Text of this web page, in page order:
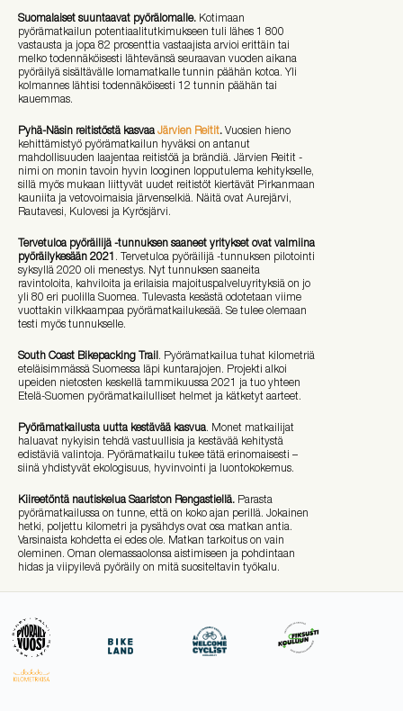
Suomalaiset suuntaavat pyörälomalle. Kotimaan
pyörämatkailun potentiaalitutkimukseen tuli lähes 1 800
vastausta ja jopa 82 prosenttia vastaajista arvioi erittäin tai
melko todennäköisesti lähtevänsä seuraavan vuoden aikana
pyöräilyä sisältävälle lomamatkalle tunnin päähän kotoa. Yli
kolmannes lähtisi todennäköisesti 12 tunnin päähän tai
kauemmas.
Pyhä-Näsin reitistöstä kasvaa Järvien Reitit. Vuosien hieno
kehittämistyö pyörämatkailun hyväksi on antanut
mahdollisuuden laajentaa reitistöä ja brändiä. Järvien Reitit -
nimi on monin tavoin hyvin looginen lopputulema kehitykselle,
sillä myös mukaan liittyvät uudet reitistöt kiertävät Pirkanmaan
kauniita ja vetovoimaisia järvenselkiä. Näitä ovat Aurejärvi,
Rautavesi, Kulovesi ja Kyrösjärvi.
Tervetuloa pyöräilijä -tunnuksen saaneet yritykset ovat valmiina
pyöräilykesään 2021 . Tervetuloa pyöräilijä -tunnuksen pilotointi
syksyllä 2020 oli menestys. Nyt tunnuksen saaneita
ravintoloita, kahviloita ja erilaisia majoituspalveluyrityksiä on jo
yli 80 eri puolilla Suomea. Tulevasta kesästä odotetaan viime
vuottakin vilkkaampaa pyörämatkailukesää. Se tulee olemaan
testi myös tunnukselle.
South Coast Bikepacking Trail. Pyörämatkailua tuhat kilometriä
eteläisimmässä Suomessa läpi kuntarajojen. Projekti alkoi
upeiden nietosten keskellä tammikuussa 2021 ja tuo yhteen
Etelä-Suomen pyörämatkailulliset helmet ja kätketyt aarteet.
Pyörämatkailusta uutta kestävää kasvua. Monet matkailijat
haluavat nykyisin tehdä vastuullisia ja kestävää kehitystä
edistäviä valintoja. Pyörämatkailu tukee tätä erinomaisesti –
siinä yhdistyvät ekologisuus, hyvinvointi ja luontokokemus.
Kiireetöntä nautiskelua Saariston Rengastiellä. Parasta
pyörämatkailussa on tunne, että on koko ajan perillä. Jokainen
hetki, poljettu kilometri ja pysähdys ovat osa matkan antia.
Varsinaista kohdetta ei edes ole. Matkan tarkoitus on vain
oleminen. Oman olemassaolonsa aistimiseen ja pohdintaan
hidas ja viipyilevä pyöräily on mitä suositeltavin työkalu.